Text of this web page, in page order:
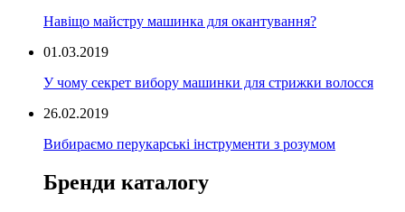
Навіщо майстру машинка для окантування?
01.03.2019
У чому секрет вибору машинки для стрижки волосся
26.02.2019
Вибираємо перукарські інструменти з розумом
Бренди каталогу